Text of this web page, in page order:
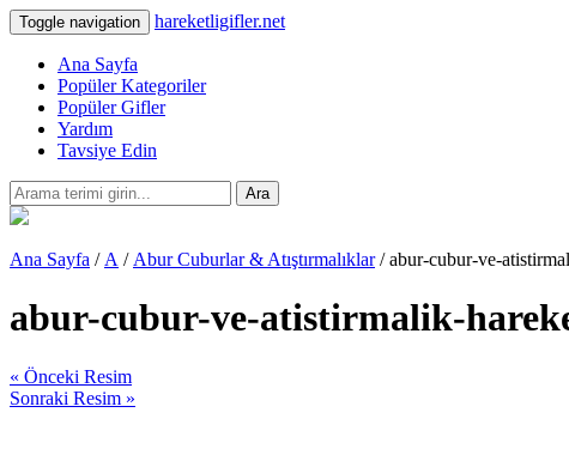
Toggle navigation hareketligifler.net
Ana Sayfa
Popüler Kategoriler
Popüler Gifler
Yardım
Tavsiye Edin
Ara
Ana Sayfa / A / Abur Cuburlar & Atıştırmalıklar/ abur-cubur-ve-
abur-cubur-ve-atistirmalik-
« Önceki Resim
Sonraki Resim »